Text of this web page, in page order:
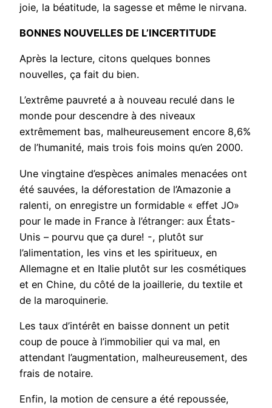
joie, la béatitude, la sagesse et même le nirvana.
BONNES NOUVELLES DE L’INCERTITUDE
Après la lecture, citons quelques bonnes
nouvelles, ça fait du bien.
L’extrême pauvreté a à nouveau reculé dans le
monde pour descendre à des niveaux
extrêmement bas, malheureusement encore 8,6%
de l’humanité, mais trois fois moins qu’en 2000.
Une vingtaine d’espèces animales menacées ont
été sauvées, la déforestation de l’Amazonie a
ralenti, on enregistre un formidable « effet JO»
pour le made in France à l’étranger: aux États-
Unis – pourvu que ça dure! -, plutôt sur
l’alimentation, les vins et les spiritueux, en
Allemagne et en Italie plutôt sur les cosmétiques
et en Chine, du côté de la joaillerie, du textile et
de la maroquinerie.
Les taux d’intérêt en baisse donnent un petit
coup de pouce à l’immobilier qui va mal, en
attendant l’augmentation, malheureusement, des
frais de notaire.
Enfin, la motion de censure a été repoussée,